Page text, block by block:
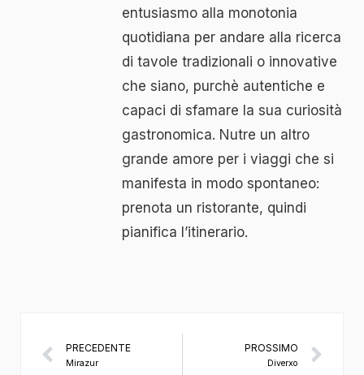
entusiasmo alla monotonia
quotidiana per andare alla ricerca
di tavole tradizionali o innovative
che siano, purchè autentiche e
capaci di sfamare la sua curiosità
gastronomica. Nutre un altro
grande amore per i viaggi che si
manifesta in modo spontaneo:
prenota un ristorante, quindi
pianifica l’itinerario.
PRECEDENTE
Mirazur
PROSSIMO
Diverxo